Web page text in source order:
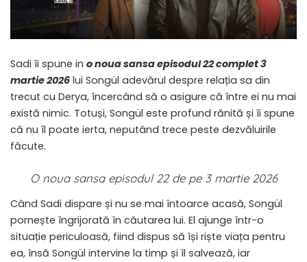
Sadi îi spune in o noua sansa episodul 22 complet 3
martie 2026 lui Songül adevărul despre relația sa din
trecut cu Derya, încercând să o asigure că între ei nu mai
există nimic. Totuși, Songül este profund rănită și îi spune
că nu îl poate ierta, neputând trece peste dezvăluirile
făcute.
O noua sansa episodul 22 de pe 3 martie 2026
Când Sadi dispare și nu se mai întoarce acasă, Songül
pornește îngrijorată în căutarea lui. El ajunge într-o
situație periculoasă, fiind dispus să își riște viața pentru
ea, însă Songül intervine la timp și îl salvează, iar